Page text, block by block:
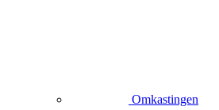
Omkastingen